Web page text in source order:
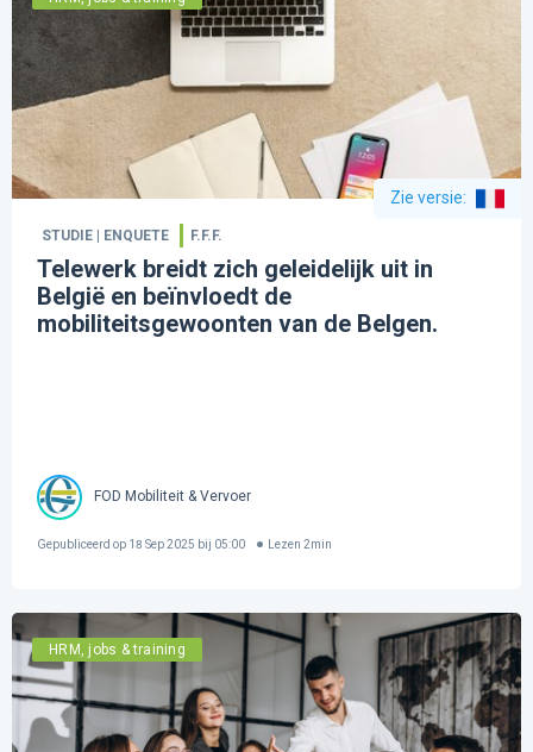
Zie versie:
STUDIE | ENQUETE F.F.F.
Telewerk breidt zich geleidelijk uit in
België en beïnvloedt de
mobiliteitsgewoonten van de Belgen.
FOD Mobiliteit & Vervoer
Gepubliceerd op 18 Sep 2025 bij 05:00 Lezen 2min
HRM, jobs & training